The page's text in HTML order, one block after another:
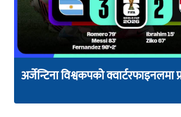
अर्जेन्टिना विश्वकपको क्वार्टरफाइनलमा